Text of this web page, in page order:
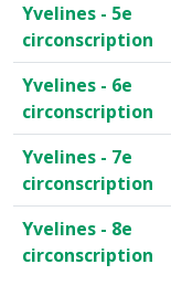
Yvelines - 5e
circonscription
Yvelines - 6e
circonscription
Yvelines - 7e
circonscription
Yvelines - 8e
circonscription